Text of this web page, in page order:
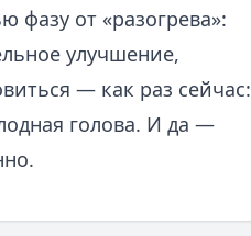
фазу от «разогрева»:
улучшение,
— как раз сейчас:
голова. И да —